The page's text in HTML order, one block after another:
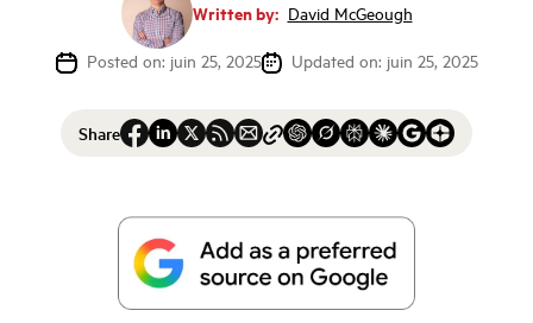
Written by: David McGeough
Posted on: juin 25, 2025
Updated on: juin 25, 2025
Share